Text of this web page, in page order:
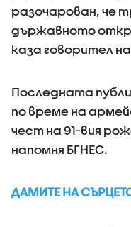
разочарован, че
държавното
каза говорител
Последната
по време на
чест на 91-вия
напомня БГНЕС.
ДАМИТЕ НА